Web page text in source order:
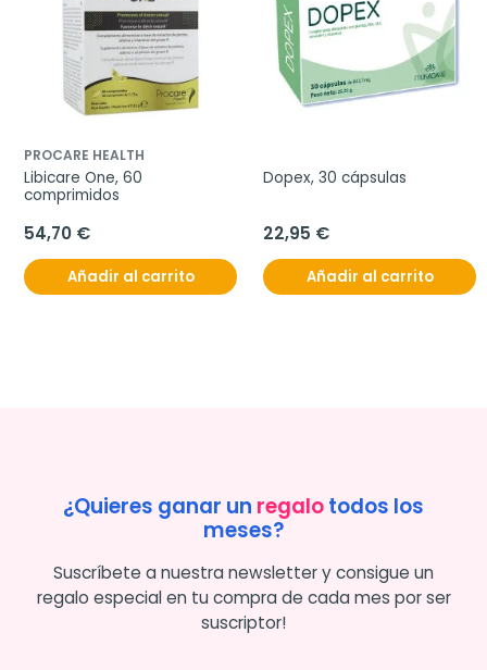
PROCARE HEALTH
Libicare One, 60
comprimidos
54,70 €
Añadir al carrito
Dopex, 30 cápsulas
22,95 €
Añadir al carrito
¿Quieres ganar un regalotodos los
meses?
Suscríbete a nuestra newsletter y consigue un
regalo especial en tu compra de cada mes por ser
suscriptor!